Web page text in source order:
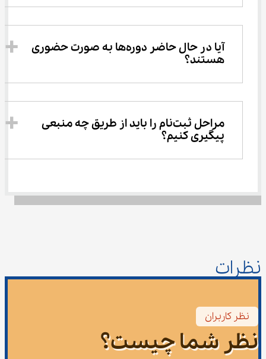
آیا در حال حاضر دوره‌ها به صورت حضوری
هستند؟
مراحل ثبت‌نام را باید از طریق چه منبعی
پیگیری کنیم؟
نظرات
نظر کاربران
نظر شما چیست؟